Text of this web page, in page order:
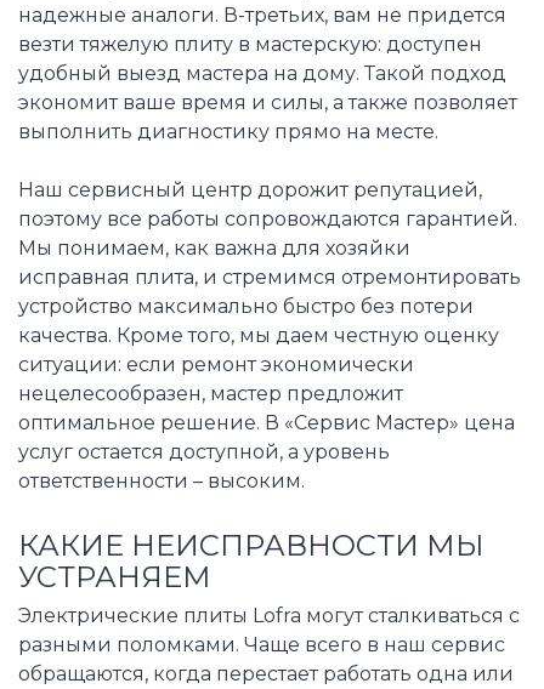
надежные аналоги. В-третьих, вам не придется
везти тяжелую плиту в мастерскую: доступен
удобный выезд мастера на дому. Такой подход
экономит ваше время и силы, а также позволяет
выполнить диагностику прямо на месте.
Наш сервисный центр дорожит репутацией,
поэтому все работы сопровождаются гарантией.
Мы понимаем, как важна для хозяйки
исправная плита, и стремимся отремонтировать
устройство максимально быстро без потери
качества. Кроме того, мы даем честную оценку
ситуации: если ремонт экономически
нецелесообразен, мастер предложит
оптимальное решение. В «Сервис Мастер» цена
услуг остается доступной, а уровень
ответственности – высоким.
КАКИЕ НЕИСПРАВНОСТИ МЫ
УСТРАНЯЕМ
Электрические плиты Lofra могут сталкиваться с
разными поломками. Чаще всего в наш сервис
обращаются, когда перестает работать одна или